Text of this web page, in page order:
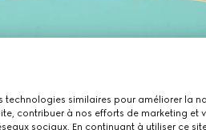
technologies similaires pour améliorer la
contribuer à nos efforts de marketing et
sociaux. En continuant à utiliser ce